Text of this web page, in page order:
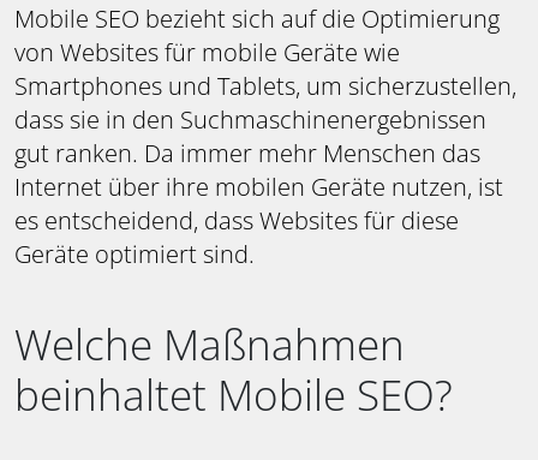
Mobile SEO bezieht sich auf die Optimierung
von Websites für mobile Geräte wie
Smartphones und Tablets, um sicherzustellen,
dass sie in den Suchmaschinenergebnissen
gut ranken. Da immer mehr Menschen das
Internet über ihre mobilen Geräte nutzen, ist
es entscheidend, dass Websites für diese
Geräte optimiert sind.
Welche Maßnahmen
beinhaltet Mobile SEO?